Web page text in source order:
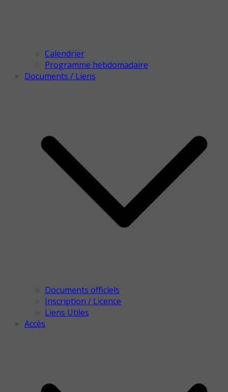
Calendrier
Programme hebdomadaire
Documents / Liens
Documents officiels
Inscription / Licence
Liens Utiles
Accès